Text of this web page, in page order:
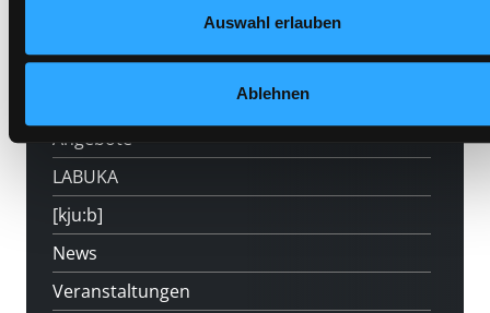
Auswahl erlauben
Ablehnen
Hotline (Mo-Fr 9 bis 17 Uhr): 0316 872-
800
Angebote
LABUKA
[kju:b]
News
Veranstaltungen